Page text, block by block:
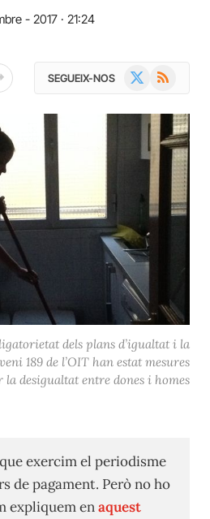
- 2017 · 21:24
SEGUEIX-NOS RSS
dels plans d’igualtat i la
189 de l’OIT han estat mesures
desigualtat entre dones i homes
exercim el periodisme
de pagament. Però no ho
expliquem enaquest